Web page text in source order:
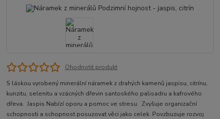
Ohodnotit produkt
S láskou vyrobený minerální náramek z drahých kamenů jaspisu, citrínu,
kunzitu, selenitu a vzácných dřevin santoského palisadru a kafrového
dřeva. Jaspis Nabízí oporu a pomoc ve stresu. Zvyšuje organizační
schopnosti a schopnost posuzovat věci jako celek. Povzbuzuje rozvoj